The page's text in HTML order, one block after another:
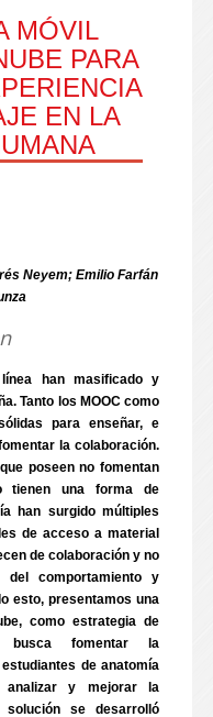
MÓVIL
PARA
EN LA
Neyem; Emilio Farfán
han masificado y
Tanto los MOOC como
para enseñar, e
la colaboración.
poseen no fomentan
tienen una forma de
han surgido múltiples
de acceso a material
de colaboración y no
del comportamiento y
esto, presentamos una
como estrategia de
busca fomentar la
de anatomía
analizar y mejorar la
solución se desarrolló